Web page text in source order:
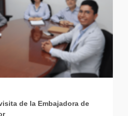
de la Embajadora de